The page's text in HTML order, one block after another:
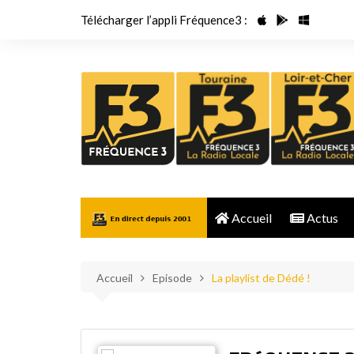
Télécharger l’appli Fréquence3 :
Accueil Actus
Accueil Episode La playlist de Dédé !